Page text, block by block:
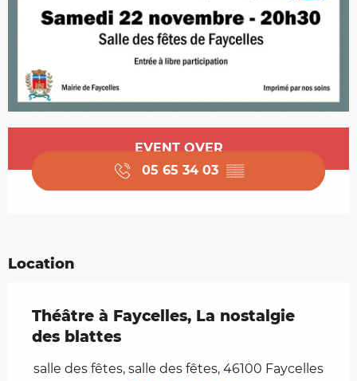
Opening hours & contact details
EVENT OVER
05 65 34 03 ▒▒
Location
Théâtre à Faycelles, La nostalgie
des blattes
salle des fêtes, salle des fêtes, 46100 Faycelles